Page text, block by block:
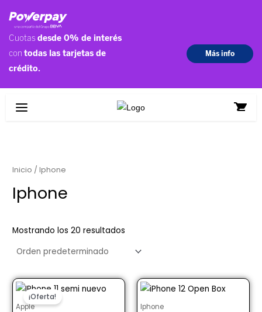
contenido
Inicio / Iphone
Iphone
Mostrando los 20 resultados
¡Oferta!
Apple
Iphone